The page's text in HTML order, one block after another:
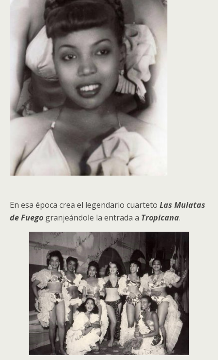
En esa época crea el legendario cuarteto Las Mulatas
de Fuego granjeándole la entrada a Tropicana.